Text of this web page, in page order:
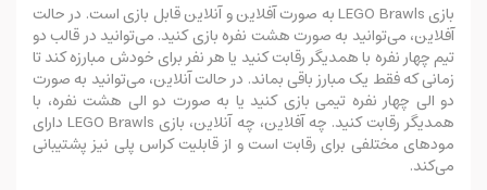
بازی LEGO Brawls به صورت آفلاین و آنلاین قابل بازی است. در حالت
آفلاین، می‌توانید به صورت هشت نفره بازی کنید. می‌توانید در قالب دو
تیم چهار نفره با همدیگر رقابت کنید یا هر نفر برای خودش مبارزه کند تا
زمانی که فقط یک مبارز باقی بماند. در حالت آنلاین، می‌توانید به صورت
دو الی چهار نفره تیمی بازی کنید یا به صورت دو الی هشت نفره، با
همدیگر رقابت کنید. چه آفلاین، چه آنلاین، بازی LEGO Brawls دارای
مودهای مختلفی برای رقابت است و از قابلیت کراس پلی نیز پشتیبانی
می‌کند.